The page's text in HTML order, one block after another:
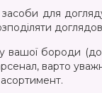
засоби для
вашої бороди
варто